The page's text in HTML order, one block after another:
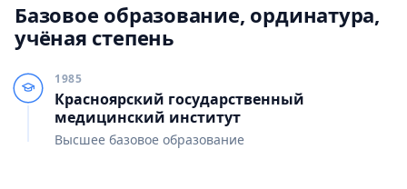
Базовое образование, ординатура,
учёная степень
1985
Красноярский государственный
медицинский институт
Высшее базовое образование